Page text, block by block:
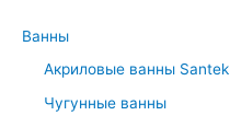
h
Ванны
Акриловые ванны Santek
Чугунные ванны